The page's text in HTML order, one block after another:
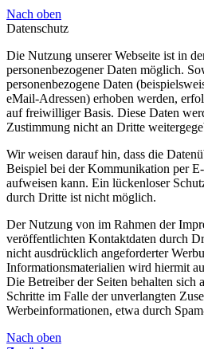
Nach oben
Datenschutz
Die Nutzung unserer Webseite ist in
personenbezogener Daten möglich.
personenbezogene Daten
eMail-Adressen) erhoben werden,
auf freiwilliger Basis. Diese Daten
Zustimmung nicht an Dritte
Wir weisen darauf hin, dass die
Beispiel bei der Kommunikation per
aufweisen kann. Ein lückenloser
durch Dritte ist nicht möglich.
Der Nutzung von im Rahmen der
veröffentlichten Kontaktdaten durch
nicht ausdrücklich angeforderter
Informationsmaterialien wird hiermit
Die Betreiber der Seiten behalten sich
Schritte im Falle der unverlangten
Werbeinformationen, etwa durch
Nach oben